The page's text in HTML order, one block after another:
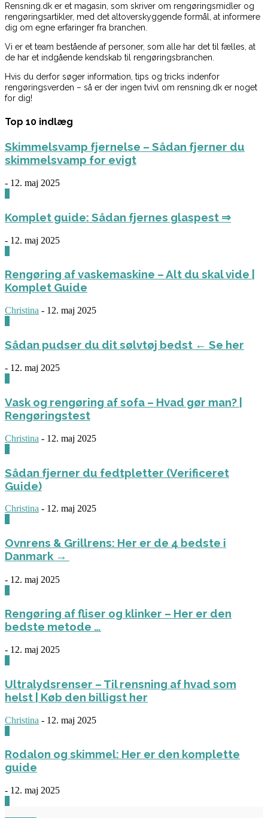
Rensning.dk er et magasin, som skriver om rengøringsmidler og
rengøringsartikler, med det altoverskyggende formål, at informere
dig om egne erfaringer fra branchen.
Vi er et team bestående af personer, som alle har det til fælles, at
de har et indgående kendskab til rengøringsbranchen.
Hvis du derfor søger information, tips og tricks indenfor
rengøringsverden – så er der ingen tvivl om rensning.dk er noget
for dig!
Top 10 indlæg
Skimmelsvamp fjernelse – Sådan fjerner du
skimmelsvamp for evigt
- 12. maj 2025
Komplet guide: Sådan fjernes glaspest ⇒
- 12. maj 2025
Rengøring af vaskemaskine – Alt du skal vide |
Komplet Guide
Christina - 12. maj 2025
Sådan pudser du dit sølvtøj bedst ← Se her
- 12. maj 2025
Vask og rengøring af sofa – Hvad gør man? |
Rengøringstest
Christina - 12. maj 2025
Sådan fjerner du fedtpletter (Verificeret
Guide)
Christina - 12. maj 2025
Ovnrens & Grillrens: Her er de 4 bedste i
Danmark →
- 12. maj 2025
Rengøring af fliser og klinker – Her er den
bedste metode …
- 12. maj 2025
Ultralydsrenser – Til rensning af hvad som
helst | Køb den billigst her
Christina - 12. maj 2025
Rodalon og skimmel: Her er den komplette
guide
- 12. maj 2025